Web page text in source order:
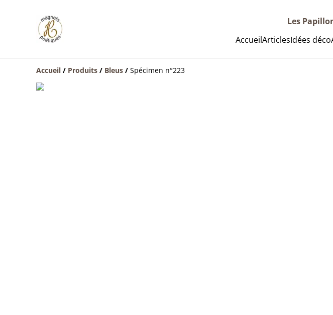
Les
AccueilArticlesIdées déco
Accueil / Produits / Bleus / Spécimen n°223